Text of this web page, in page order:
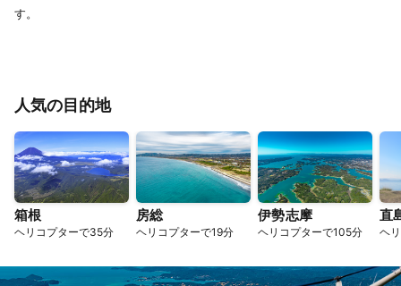
す。
人気の目的地
箱根
ヘリコプターで35分
房総
ヘリコプターで19分
伊勢志摩
ヘリコプターで105分
直
ヘ